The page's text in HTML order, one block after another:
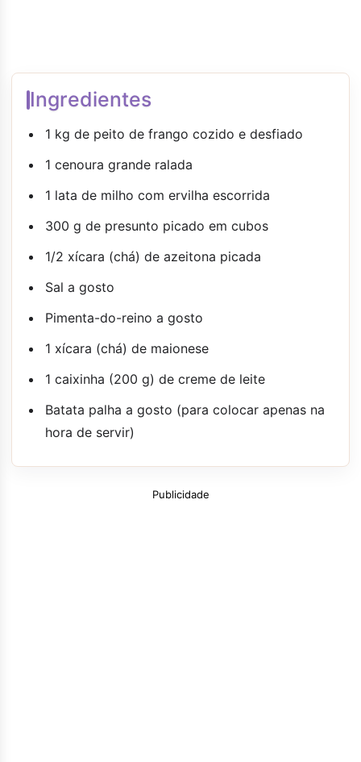
Ingredientes
1 kg de peito de frango cozido e desfiado
1 cenoura grande ralada
1 lata de milho com ervilha escorrida
300 g de presunto picado em cubos
1/2 xícara (chá) de azeitona picada
Sal a gosto
Pimenta-do-reino a gosto
1 xícara (chá) de maionese
1 caixinha (200 g) de creme de leite
Batata palha a gosto (para colocar apenas na
hora de servir)
Publicidade